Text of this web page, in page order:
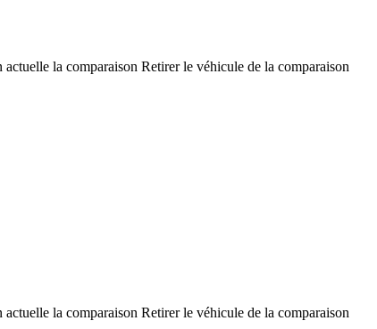
la comparaison Retirer le véhicule de la comparaison
la comparaison Retirer le véhicule de la comparaison